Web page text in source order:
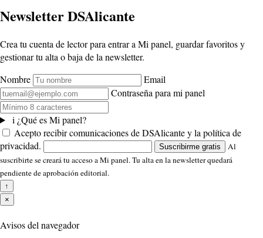
Newsletter DSAlicante
Crea tu cuenta de lector para entrar a Mi panel, guardar favoritos y
gestionar tu alta o baja de la newsletter.
Nombre
Email
Contraseña para mi panel
i ¿Qué es Mi panel?
Acepto recibir comunicaciones de DSAlicante y la política de
privacidad.
Suscribirme gratis
Al
suscribirte se creará tu acceso a Mi panel. Tu alta en la newsletter quedará
pendiente de aprobación editorial.
↑
×
Avisos del navegador